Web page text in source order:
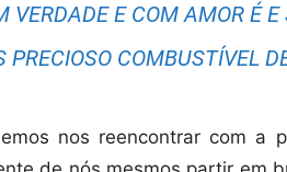
VERDADE E COM AMOR É
PRECIOSO COMBUSTÍVEL
nos reencontrar com a